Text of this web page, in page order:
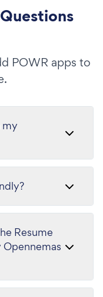
POWR apps to
my
Resume